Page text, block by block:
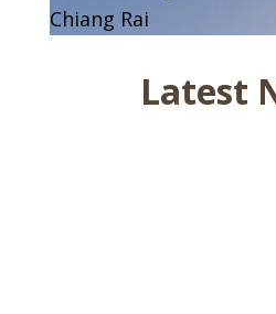
Chiang Rai
Latest